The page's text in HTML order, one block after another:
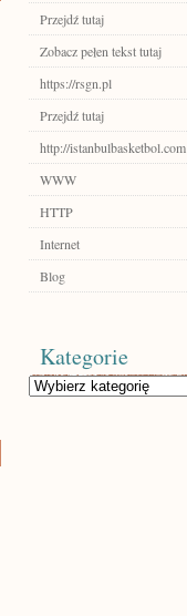
Przejdź tutaj
Zobacz pełen tekst tutaj
https://rsgn.pl
Przejdź tutaj
http://istanbulbasketbol.com
WWW
HTTP
Internet
Blog
Kategorie
Kategorie